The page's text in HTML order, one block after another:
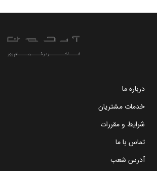
درباره ما
خدمات مشتریان
شرایط و مقررات
تماس با ما
آدرس شعب